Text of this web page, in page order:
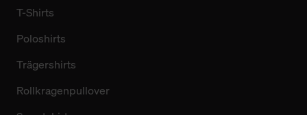
T-Shirts
Poloshirts
Trägershirts
Rollkragenpullover